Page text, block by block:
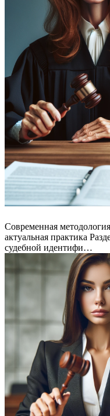
Современная
актуальная практика
судебной идентифи…